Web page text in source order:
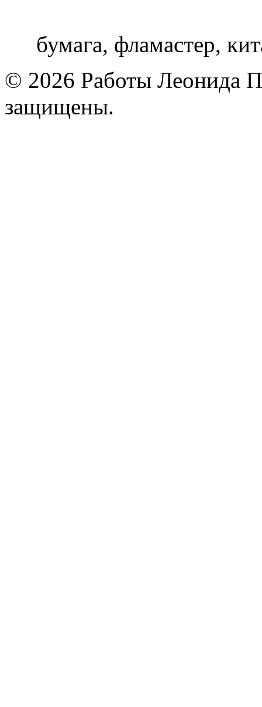
бумага, фламастер,
© 2026 Работы Леонида
защищены.